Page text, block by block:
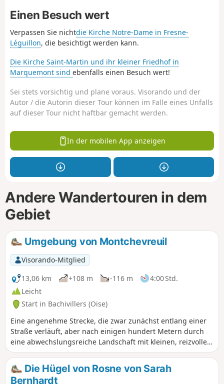
Einen Besuch wert
Verpassen Sie nichtdie Kirche Notre-Dame in Fresne-
Léguillon, die besichtigt werden kann.
Die Kirche Saint-Martin und ihr kleiner Friedhof in
Marquemont sind ebenfalls einen Besuch wert!
Sei stets vorsichtig und plane voraus. Visorando und der
Autor / die Autorin dieser Tour können im Falle eines Unfalls
auf dieser Tour nicht haftbar gemacht werden.
In der mobilen App anzeigen
Andere Wandertouren in dem
Gebiet
Umgebung von Montchevreuil
Visorando-Mitglied
13,06 km
+108 m -116 m
4:00 Std.
Leicht
Start in Bachivillers (Oise)
Eine angenehme Strecke, die zwar zunächst entlang einer
Straße verläuft, aber nach einigen hundert Metern durch
eine abwechslungsreiche Landschaft mit kleinen, reizvollen
Dörfern führt. Außerdem können Sie zwei interessante
kleine Schlösser bewundern.
Die Hügel von Rosne von Sarah
Bernhardt